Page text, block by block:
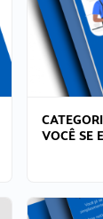
VOCÊ SE